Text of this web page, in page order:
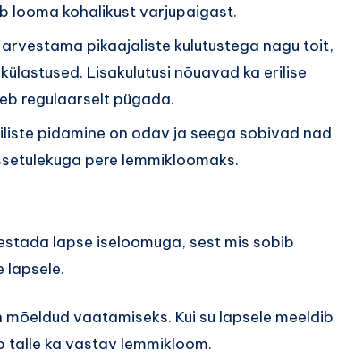
looma kohalikust varjupaigast.
pikaajaliste kulutustega nagu toit,
Lisakulutusi nõuavad ka erilise
regulaarselt pügada.
pidamine on odav ja seega sobivad nad
pere lemmikloomaks.
lapse iseloomuga, sest mis sobib
lapsele.
vaatamiseks. Kui su lapsele meeldib
talle ka vastav lemmikloom.